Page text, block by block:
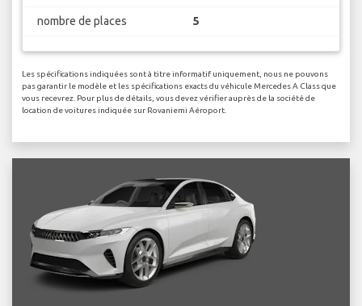
nombre de places 5
Les spécifications indiquées sont à titre informatif uniquement, nous ne pouvons
pas garantir le modèle et les spécifications exacts du véhicule Mercedes A Class que
vous recevrez. Pour plus de détails, vous devez vérifier auprès de la société de
location de voitures indiquée sur Rovaniemi Aéroport.